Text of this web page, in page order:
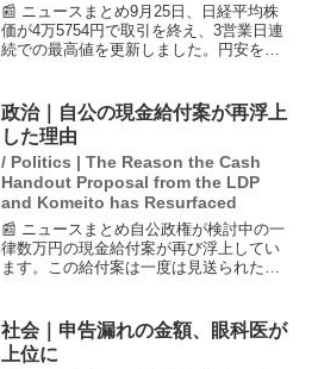
📰 ニュースまとめ9月25日、日経平均株
価が4万5754円で取引を終え、3営業日連
続での最高値を更新しました。円安を背
た。今後の株価の動向については、上昇
が期待される意...
政治｜自公の現金給付案が再浮上
した理由
/ Politics | The Reason the Cash
Handout Proposal from the LDP
and Komeito has Resurfaced
📰 ニュースまとめ自公政権が検討中の一
律数万円の現金給付案が再び浮上してい
ます。この給付案は一度は見送られたも
が一致しました。自民党の森山幹事長と
公明党の西田幹事長が、...
社会｜申告漏れの金額、眼科医が
上位に